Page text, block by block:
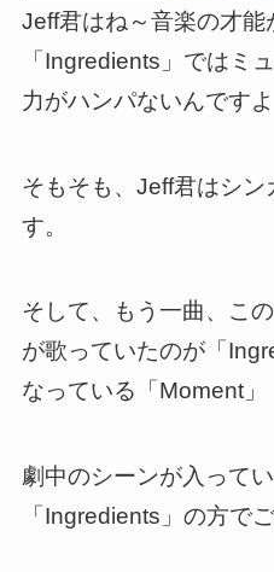
Jeff君はね～音楽の才能
「Ingredients」ではミ
力がハンパないんです
そもそも、Jeff君はシ
す。
そして、
もう一曲、こ
が歌っていたのが「
なっている「Moment」
劇中のシーンが入って
「Ingredients」の方で